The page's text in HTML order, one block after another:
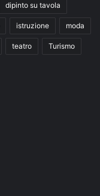
dipinto su tavola
istruzione moda
teatro Turismo